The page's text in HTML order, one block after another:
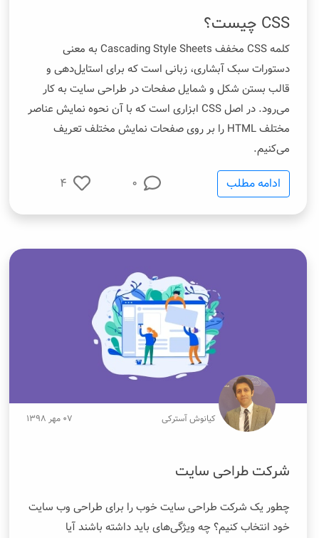
CSS چیست؟
کلمه CSS مخفف Cascading Style Sheets به معنی
دستورات سبک آبشاری، زبانی است که برای استایل‌دهی و
قالب بستن شکل و شمایل صفحات در طراحی سایت به کار
می‌رود. در اصل CSS ابزاری است که با آن نحوه نمایش عناصر
مختلف HTML را بر روی صفحات نمایش مختلف تعریف
می‌کنیم.
ادامه مطلب 4
کیانوش آسترکی ۰۷ مهر ۱۳۹۸
شرکت طراحی سایت
چطور یک شرکت طراحی سایت خوب را برای طراحی وب سایت‌
خود انتخاب کنیم؟ چه ویژگی‌های باید داشته باشند آیا